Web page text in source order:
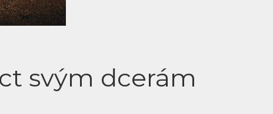
svým dcerám